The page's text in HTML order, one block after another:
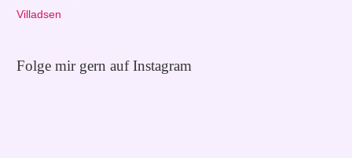
Villadsen
Folge mir gern auf Instagram